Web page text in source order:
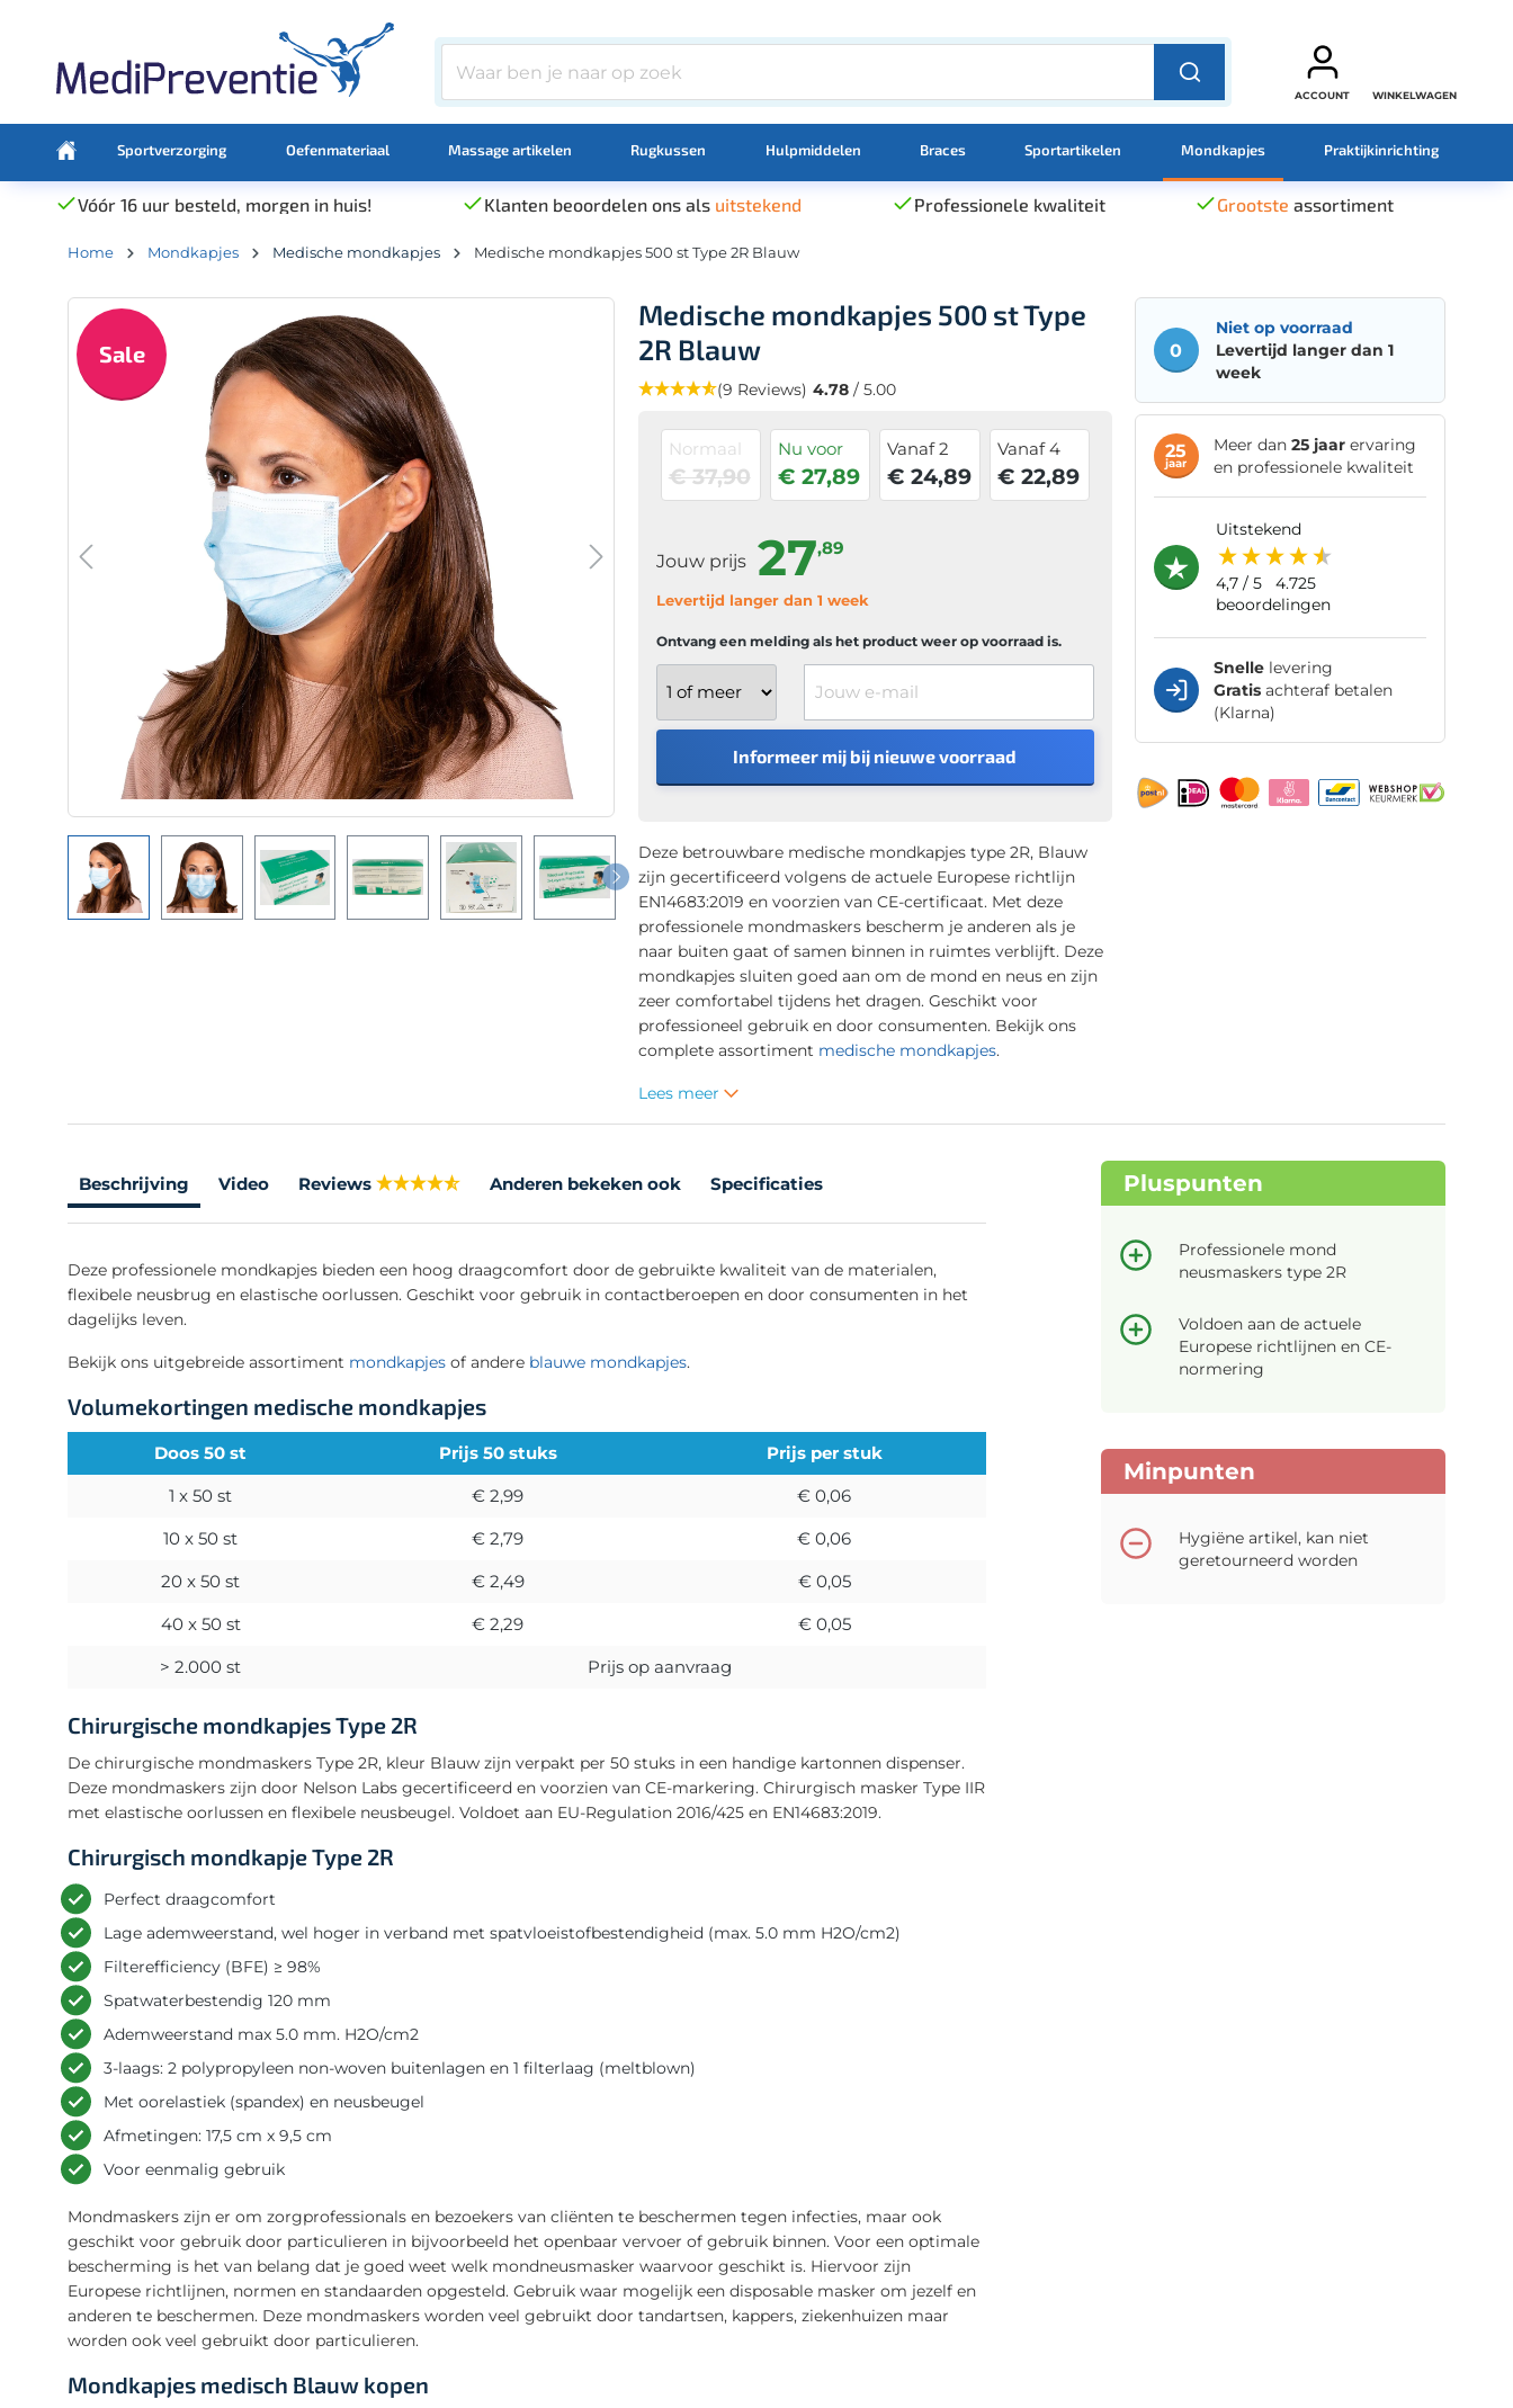
ACCOUNT WINKELWAGEN
Sportverzorging Oefenmateriaal Massage artikelen Rugkussen Hulpmiddelen Braces Sportartikelen Mondkapjes Praktijkinrichting
Vóór 16 uur besteld, morgen in huis! Klanten beoordelen ons als uitstekend Professionele kwaliteit Grootste assortiment
Home Mondkapjes Medische mondkapjes Medische mondkapjes 500 st Type 2R Blauw
Sale
Medische mondkapjes 500 st Type
2R Blauw
(9 Reviews) 4.78/ 5.00
Normaal
€ 37,90
Nu voor
€ 27,89
Vanaf 2
€ 24,89
Vanaf 4
€ 22,89
Jouw prijs 27,89
Levertijd langer dan 1 week
Ontvang een melding als het product weer op voorraad is.
Informeer mij bij nieuwe voorraad
Deze betrouwbare medische mondkapjes type 2R, Blauw
zijn gecertificeerd volgens de actuele Europese richtlijn
EN14683:2019 en voorzien van CE-certificaat. Met deze
professionele mondmaskers bescherm je anderen als je
naar buiten gaat of samen binnen in ruimtes verblijft. Deze
mondkapjes sluiten goed aan om de mond en neus en zijn
zeer comfortabel tijdens het dragen. Geschikt voor
professioneel gebruik en door consumenten. Bekijk ons
complete assortiment medische mondkapjes.
Lees meer
0
Niet op voorraad
Levertijd langer dan 1
week
25
jaar
Meer dan 25 jaarervaring
en professionele kwaliteit
uitstekend
4,7/ 5
4.725
beoordelingen
Snellelevering
Gratisachteraf betalen
(Klarna)
Beschrijving Video Reviews Anderen bekeken ook Specificaties
Deze professionele mondkapjes bieden een hoog draagcomfort door de gebruikte kwaliteit van de materialen,
flexibele neusbrug en elastische oorlussen. Geschikt voor gebruik in contactberoepen en door consumenten in het
dagelijks leven.
Bekijk ons uitgebreide assortiment mondkapjes of andere blauwe mondkapjes.
Volumekortingen medische mondkapjes
Doos 50 st Prijs 50 stuks Prijs per stuk
1 x 50 st
€ 2,99
€ 0,06
10 x 50 st
€ 2,79
€ 0,06
20 x 50 st
€ 2,49
€ 0,05
40 x 50 st
€ 2,29
€ 0,05
> 2.000 st
Prijs op aanvraag
Chirurgische mondkapjes Type 2R
De chirurgische mondmaskers Type 2R, kleur Blauw zijn verpakt per 50 stuks in een handige kartonnen dispenser.
Deze mondmaskers zijn door Nelson Labs gecertificeerd en voorzien van CE-markering. Chirurgisch masker Type IIR
met elastische oorlussen en flexibele neusbeugel. Voldoet aan EU-Regulation 2016/425 en EN14683:2019.
Chirurgisch mondkapje Type 2R
Perfect draagcomfort
Lage ademweerstand, wel hoger in verband met spatvloeistofbestendigheid (max. 5.0 mm H2O/cm2)
Filterefficiency (BFE) ≥ 98%
Spatwaterbestendig 120 mm
Ademweerstand max 5.0 mm. H2O/cm2
3-laags: 2 polypropyleen non-woven buitenlagen en 1 filterlaag (meltblown)
Met oorelastiek (spandex) en neusbeugel
Afmetingen: 17,5 cm x 9,5 cm
Voor eenmalig gebruik
Mondmaskers zijn er om zorgprofessionals en bezoekers van cliënten te beschermen tegen infecties, maar ook
geschikt voor gebruik door particulieren in bijvoorbeeld het openbaar vervoer of gebruik binnen. Voor een optimale
bescherming is het van belang dat je goed weet welk mondneusmasker waarvoor geschikt is. Hiervoor zijn
Europese richtlijnen, normen en standaarden opgesteld. Gebruik waar mogelijk een disposable masker om jezelf en
anderen te beschermen. Deze mondmaskers worden veel gebruikt door tandartsen, kappers, ziekenhuizen maar
worden ook veel gebruikt door particulieren.
Mondkapjes medisch Blauw kopen
Pluspunten
Professionele mond
neusmaskers type 2R
Voldoen aan de actuele
Europese richtlijnen en CE-
normering
Minpunten
Hygiëne artikel, kan niet
geretourneerd worden